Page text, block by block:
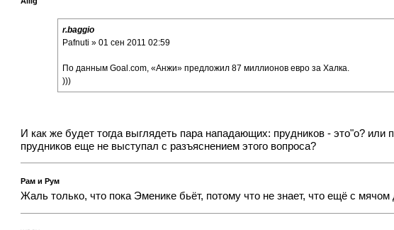
r.baggio
Pafnuti » 01 сен 2011 02:59
По данным Goal.com, «Анжи» предложил 87 миллионов евро за Халка.
)))
И как же будет тогда выглядеть пара нападающих: прудников - это"о? или
прудников еще не выступал с разъяснением этого вопроса?
Рам и Рум
Жаль только, что пока Эменике бьёт, потому что не знает, что ещё с мячом